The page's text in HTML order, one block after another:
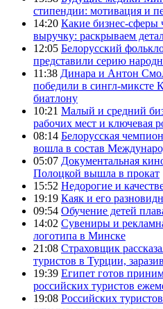
стипендии: мотивация и
14:20 Какие бизнес-сферы
выручку: раскрываем
12:05 Белорусский
представили серию
11:38 Динара и Антон
победили в сингл-миксте
биатлону
10:21 Малый и средний
рабочих мест и ключевая
08:14 Белорусская
вошла в состав
05:07 Документальная
Полоцкой вышла в прокат
15:52 Недорогие и
19:19 Каяк и его
09:54 Обучение детей
14:02 Сувениры и
логотипа в Минске
21:08 Страховщик
туристов в Турции,
19:39 Египет готов
российских туристов
19:08 Российских